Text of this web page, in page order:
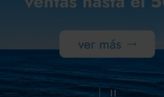
diapositiva 1 de 5
Cargar diapositiva 2 de 5
Cargar diapositiva 3 de 5
Cargar diapositiva 4 de 5
Cargar diapositiva 5 de
Pausar